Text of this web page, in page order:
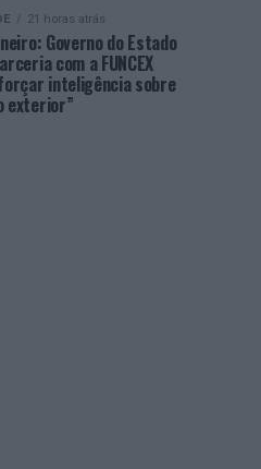
21 horas atrás
Governo do Estado
com a FUNCEX
inteligência sobre
exterior”